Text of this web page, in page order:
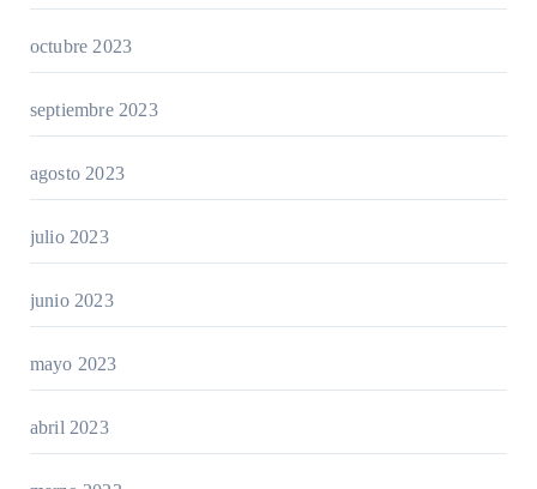
octubre 2023
septiembre 2023
agosto 2023
julio 2023
junio 2023
mayo 2023
abril 2023